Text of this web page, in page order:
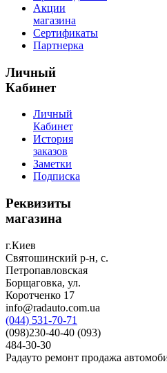
Акции
магазина
Сертификаты
Партнерка
Личный
Кабинет
Личный
Кабинет
История
заказов
Заметки
Подписка
Реквизиты
магазина
г.Киев
Святошинский р-н, с.
Петропавловская
Борщаговка, ул.
Коротченко 17
info@radauto.com.ua
(044) 531-70-71
(098)230-40-40 (093)
484-30-30
Радауто ремонт продажа